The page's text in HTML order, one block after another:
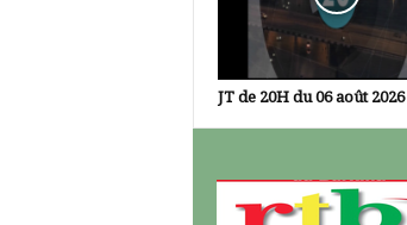
JT de 20H du 06 août 2026